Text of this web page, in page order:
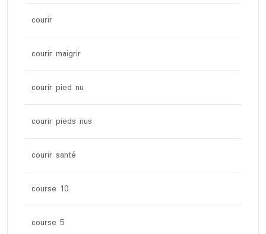
courir
courir maigrir
courir pied nu
courir pieds nus
courir santé
course 10
course 5